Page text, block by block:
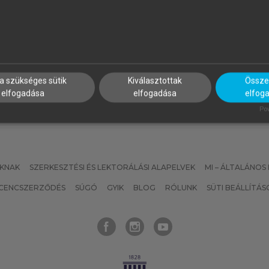
SZERKESZTÉSI ÉS LEKTORÁLÁSI ALAPELVEK MI – ÁLTALÁNOS
SÚGÓ GYIK BLOG RÓLUNK SÜTI
szükséges sütik
elfogadása
Kiválasztottak
elfogadása